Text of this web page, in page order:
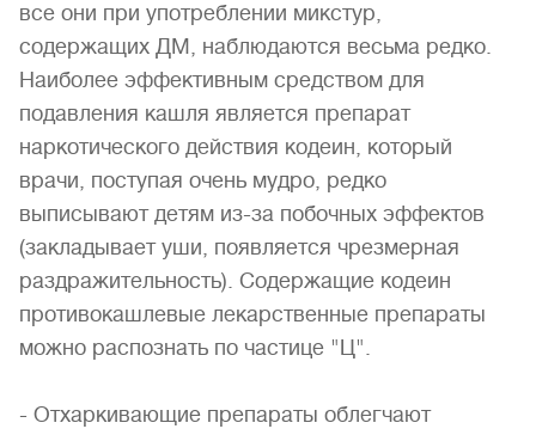
все они при употреблении микстур,
содержащих ДМ, наблюдаются весьма редко.
Наиболее эффективным средством для
подавления кашля является препарат
наркотического действия кодеин, который
врачи, поступая очень мудро, редко
выписывают детям из-за побочных эффектов
(закладывает уши, появляется чрезмерная
раздражительность). Содержащие кодеин
противокашлевые лекарственные препараты
можно распознать по частице "Ц".
- Отхаркивающие препараты облегчают